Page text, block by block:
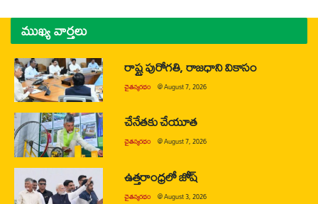
ముఖ్య వార్తలు
రాష్ట్ర పురోగతి, రాజధాని వికాసం
చైతన్యరధం @August 7, 2026
చేనేతకు చేయూత
చైతన్యరధం @August 7, 2026
ఉత్తరాంధ్రలో జోష్
చైతన్యరధం @August 3, 2026